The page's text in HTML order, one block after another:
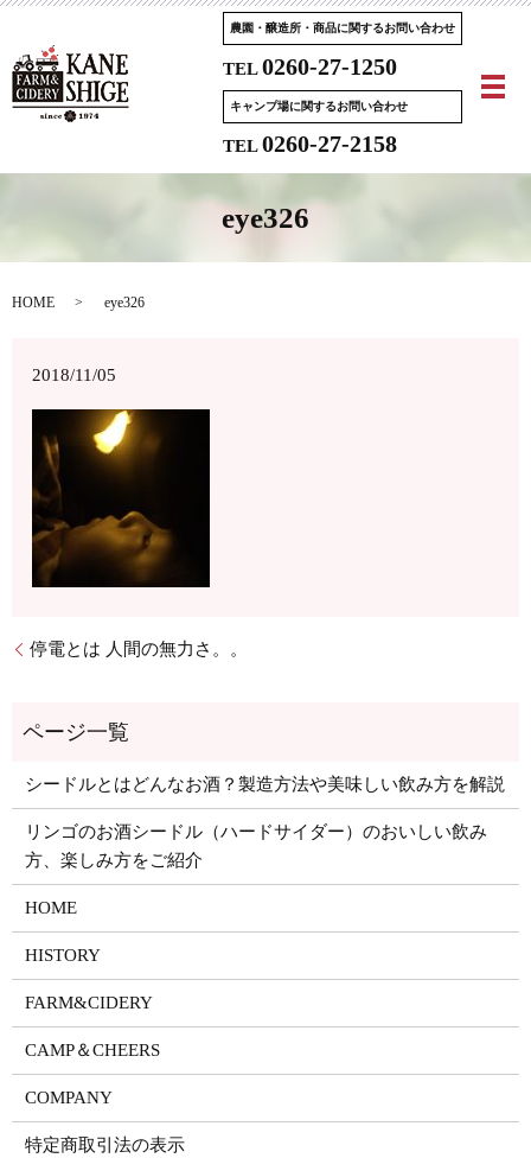
農園・醸造所・商品に関するお問い合わせ
TEL0260-27-1250
キャンプ場に関するお問い合わせ
TEL0260-27-2158
メ
eye326
HOME eye326
2018/11/05
停電とは 人間の無力さ。。
シードルとはどんなお酒？製造方法や美味しい飲み方を解説
リンゴのお酒シードル（ハードサイダー）のおいしい飲み
方、楽しみ方をご紹介
HOME
HISTORY
FARM&CIDERY
CAMP＆CHEERS
COMPANY
特定商取引法の表示